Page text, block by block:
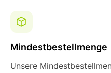
Mindestbestellmenge
Unsere